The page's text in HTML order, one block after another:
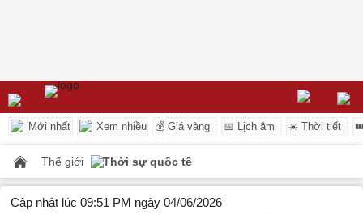
Mới nhất Xem nhiều 💰 Giá vàng 📅 Lịch âm ☀️ Thời tiết
Thế giới Thời sự quốc tế
Cập nhật lúc 09:51 PM ngày 04/06/2026